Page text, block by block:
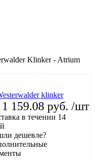
Klinker - Atrium
1 159.08 руб. /шт
в течении 14
дешевле?